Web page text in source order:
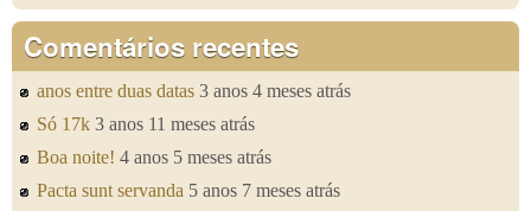
Comentários recentes
anos entre duas datas 3 anos 4 meses atrás
Só 17k 3 anos 11 meses atrás
Boa noite! 4 anos 5 meses atrás
Pacta sunt servanda 5 anos 7 meses atrás